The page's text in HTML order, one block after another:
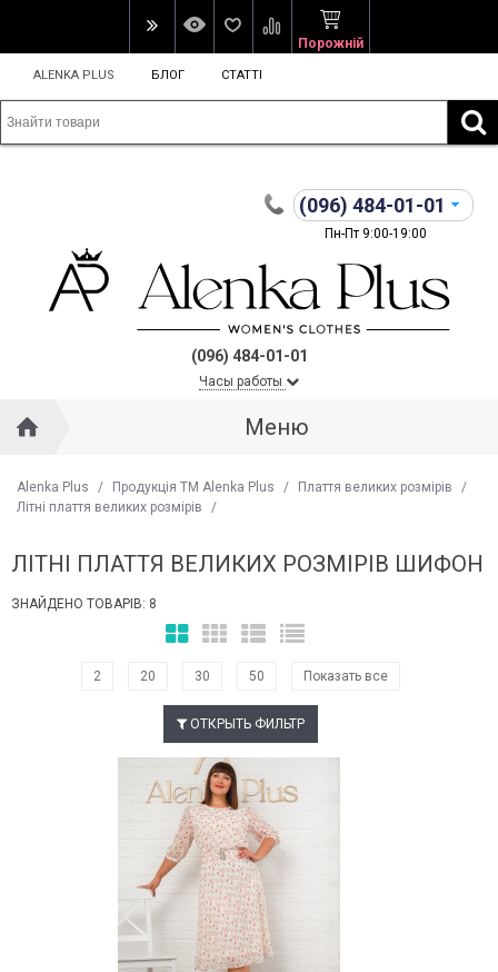
Порожній
ALENKA PLUS БЛОГ СТАТТІ
(096) 484-01-01
Пн-Пт 9:00-19:00
(096) 484-01-01
Часы работы
Меню
Alenka Plus / Продукція ТМ Alenka Plus / Плаття великих розмірів
/
Літні плаття великих розмірів
/
ЛІТНІ ПЛАТТЯ ВЕЛИКИХ РОЗМІРІВ ШИФОН
ЗНАЙДЕНО ТОВАРІВ: 8
2 20 30 50 Показать все
ОТКРЫТЬ ФИЛЬТР
Наклейки Варіант з %